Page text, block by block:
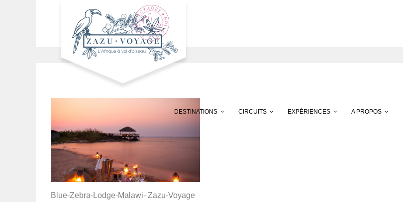
DESTINATIONS CIRCUITS EXPÉRIENCES A PROPOS
Blue-Zebra-Lodge-Malawi- Zazu-Voyage